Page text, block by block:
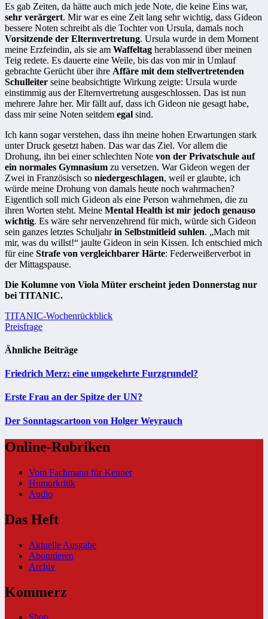
Es gab Zeiten, da hätte auch mich jede Note, die keine Eins war,
sehr verärgert. Mir war es eine Zeit lang sehr wichtig, dass Gideon
bessere Noten schreibt als die Tochter von Ursula, damals noch
Vorsitzende der Elternvertretung. Ursula wurde in dem Moment
meine Erzfeindin, als sie am Waffeltag herablassend über meinen
Teig redete. Es dauerte eine Weile, bis das von mir in Umlauf
gebrachte Gerücht über ihre Affäre mit dem stellvertretenden
Schulleiter seine beabsichtigte Wirkung zeigte: Ursula wurde
einstimmig aus der Elternvertretung ausgeschlossen. Das ist nun
mehrere Jahre her. Mir fällt auf, dass ich Gideon nie gesagt habe,
dass mir seine Noten seitdem egal sind.
Ich kann sogar verstehen, dass ihn meine hohen Erwartungen stark
unter Druck gesetzt haben. Das war das Ziel. Vor allem die
Drohung, ihn bei einer schlechten Note von der Privatschule auf
ein normales Gymnasium zu versetzen. War Gideon wegen der
Zwei in Französisch so niedergeschlagen, weil er glaubte, ich
würde meine Drohung von damals heute noch wahrmachen?
Eigentlich soll mich Gideon als eine Person wahrnehmen, die zu
ihren Worten steht. Meine Mental Health ist mir jedoch genauso
wichtig. Es wäre sehr nervenzehrend für mich, würde sich Gideon
sein ganzes letztes Schuljahrin Selbstmitleid suhlen. „Mach mit
mir, was du willst!“ jaulte Gideon in sein Kissen. Ich entschied mich
für eine Strafe von vergleichbarer Härte: Federweißerverbot in
der Mittagspause.
Die Kolumne von Viola Müter erscheint jeden Donnerstag nur
bei TITANIC.
Beitragsnavigation
TITANIC-Wochenrückblick
Preisfrage
Ähnliche Beiträge
Friedrich Merz: eine umgekehrte Furzgrundel?
Erste Frau an der Spitze der UN?
Der Sonntagscartoon von Holger Weyrauch
Online-Rubriken
Vom Fachmann für Kenner
Humorkritik
Audio
Das Heft
Aktuelle Ausgabe
Abonnieren
Archiv
Kommerz